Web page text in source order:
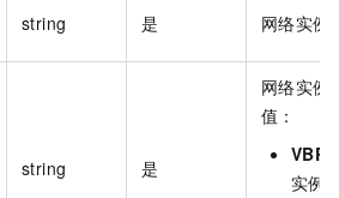
string 是 网络实例
string 是
网络实例
值：
VBR
实例